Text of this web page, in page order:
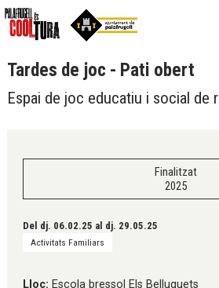
Tardes de joc - Pati obert
Espai de joc educatiu i social de
Finalitzat
2025
Del dj. 06.02.25 al dj. 29.05.25
Activitats Familiars
Lloc: Escola bressol Els Belluguets